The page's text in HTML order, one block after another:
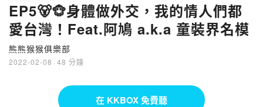
EP5🐻🐵身體做外交，我的情人們都
愛台灣！Feat.阿鳩 a.k.a 童裝界名模
熊熊猴猴俱樂部
2022-02-08 · 48 分鐘
在 KKBOX 免費聽